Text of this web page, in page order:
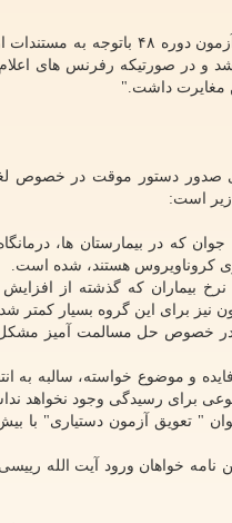
در قسمتی از نامه داوطلبان آزمون چهل و هشتم آمده است: "تغییر رفرنس درس جراحی
قانون مصوب می باشد و در صورتیکه رفرنس
صدور دستور موقت در خصوص
که در بیمارستان ها، درمانگاه
کروناویروس هستند، شده است.
بیماران که گذشته از
نیز برای این گروه بسیار کمتر
در خصوص حل مسالمت آمیز
بی فایده و موضوع خواسته، سالبه به
برای رسیدگی وجود نخواهد
خواهان ورود آیت الله